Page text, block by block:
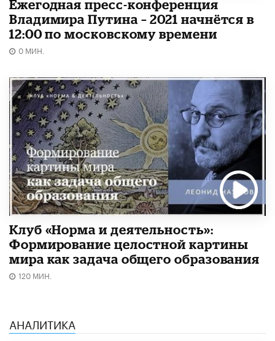
Ежегодная пресс-конференция
Владимира Путина – 2021 начнётся в
12:00 по московскому времени
0 МИН.
Клуб «Норма и деятельность»:
Формирование целостной картины
мира как задача общего образования
120 МИН.
АНАЛИТИКА